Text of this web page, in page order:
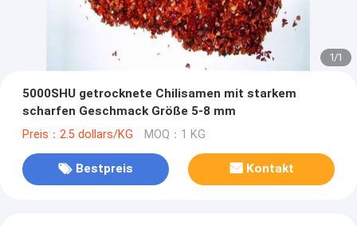
1/1
5000SHU getrocknete Chilisamen mit starkem
scharfen Geschmack Größe 5-8 mm
Preis：2.5 dollars/KG MOQ：1 KG
Bestpreis Kontakt